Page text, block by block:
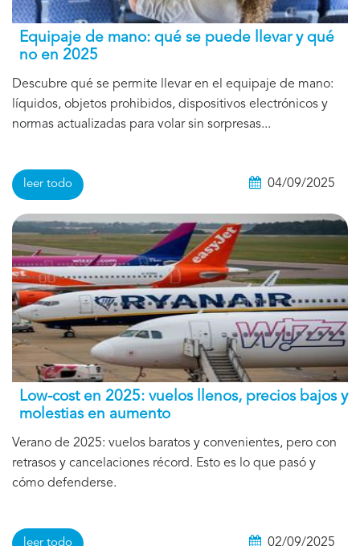
Equipaje de mano: qué se puede llevar y qué
no en 2025
Descubre qué se permite llevar en el equipaje de mano:
líquidos, objetos prohibidos, dispositivos electrónicos y
normas actualizadas para volar sin sorpresas...
leer todo 04/09/2025
Low-cost en 2025: vuelos llenos, precios bajos y
molestias en aumento
Verano de 2025: vuelos baratos y convenientes, pero con
retrasos y cancelaciones récord. Esto es lo que pasó y
cómo defenderse.
leer todo 02/09/2025